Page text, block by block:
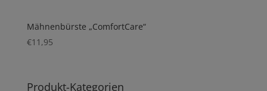
Mähnenbürste „ComfortCare“
€11,95
Produkt-Kategorien